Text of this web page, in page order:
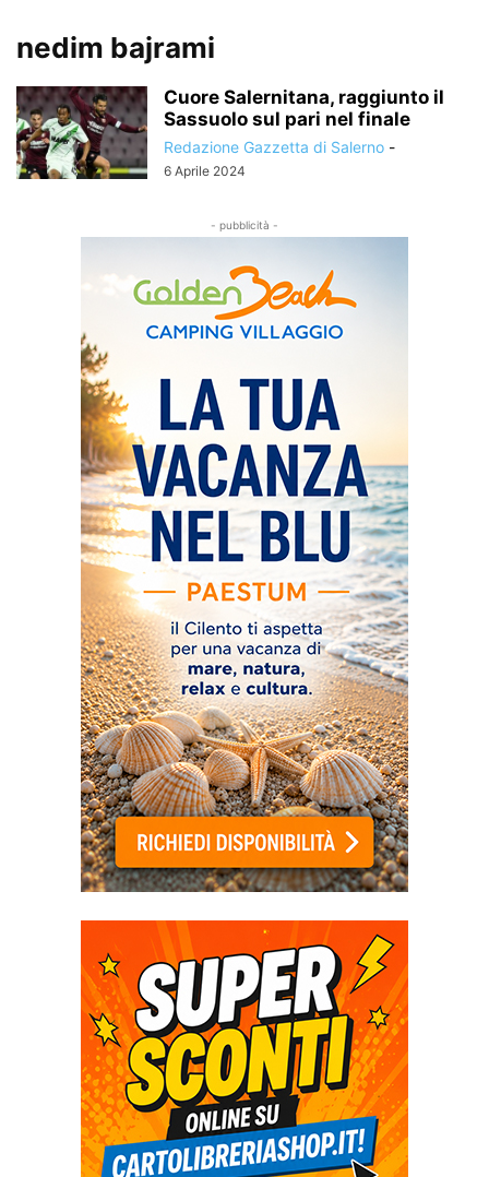
nedim bajrami
Cuore Salernitana, raggiunto il
Sassuolo sul pari nel finale
Redazione Gazzetta di Salerno -
6 Aprile 2024
- pubblicità -